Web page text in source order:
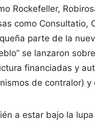
Rockefeller,
como Consultatio,
parte de la
se lanzaron
financiadas y
de contralor) y
a estar bajo la